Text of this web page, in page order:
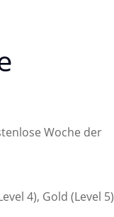
Woche der
4), Gold (Level 5)